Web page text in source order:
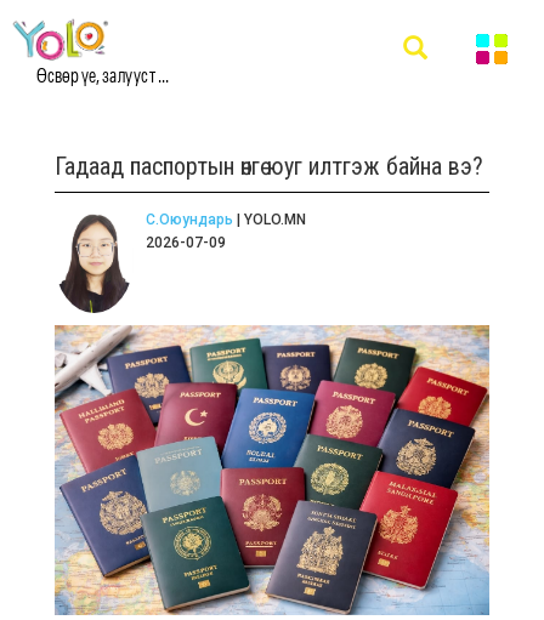
Өсвөр үе, залууст ...
Гадаад паспортын өнгө юуг илтгэж байна вэ?
С.Оюундарь | YOLO.MN
2026-07-09